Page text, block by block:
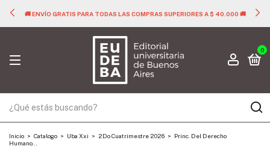
🚚 ENVÍO GRATIS PARA TODAS LAS COMPRAS SUPERIORES A $ 40.000 🚚
0
Inicio > Catalogo > Uba Xxi > 2Do Cuatrimestre 2026 > Princ. Del Derecho
Humano...